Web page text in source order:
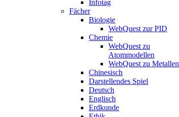
Infotag
Fächer
Biologie
WebQuest zur PID
Chemie
WebQuest zu
Atommodellen
WebQuest zu Metallen
Chinesisch
Darstellendes Spiel
Deutsch
Englisch
Erdkunde